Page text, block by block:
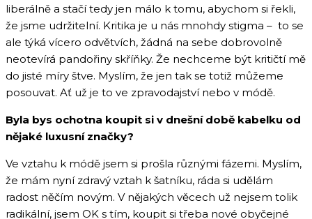
liberálně a stačí tedy jen málo k tomu, abychom si řekli,
že jsme udržitelní. Kritika je u nás mnohdy stigma – to se
ale týká vícero odvětvích, žádná na sebe dobrovolně
neotevírá pandořiny skříňky. Že nechceme být kritičtí mě
do jisté míry štve. Myslím, že jen tak se totiž můžeme
posouvat. Ať už je to ve zpravodajství nebo v módě.
Byla bys ochotna koupit si v dnešní době kabelku od
nějaké luxusní značky?
Ve vztahu k módě jsem si prošla různými fázemi. Myslím,
že mám nyní zdravý vztah k šatníku, ráda si udělám
radost něčím novým. V nějakých věcech už nejsem tolik
radikální, jsem OK s tím, koupit si třeba nové obyčejné